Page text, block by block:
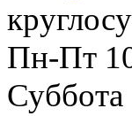
Пн-Пт